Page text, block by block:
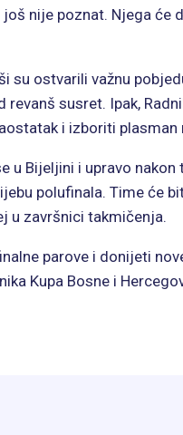
nije poznat. Njega će
su ostvarili važnu
revanš susret. Ipak,
i izboriti plasman
u Bijeljini i upravo
polufinala. Time će
u završnici takmičenja.
parove i donijeti
Kupa Bosne i